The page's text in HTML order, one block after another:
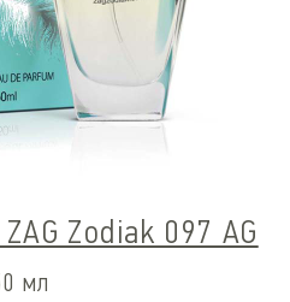
Zodiak 097 AG
мл